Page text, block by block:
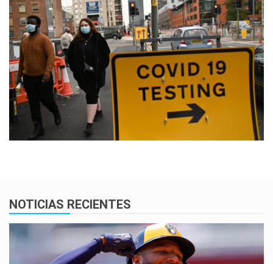
NOTICIAS RECIENTES